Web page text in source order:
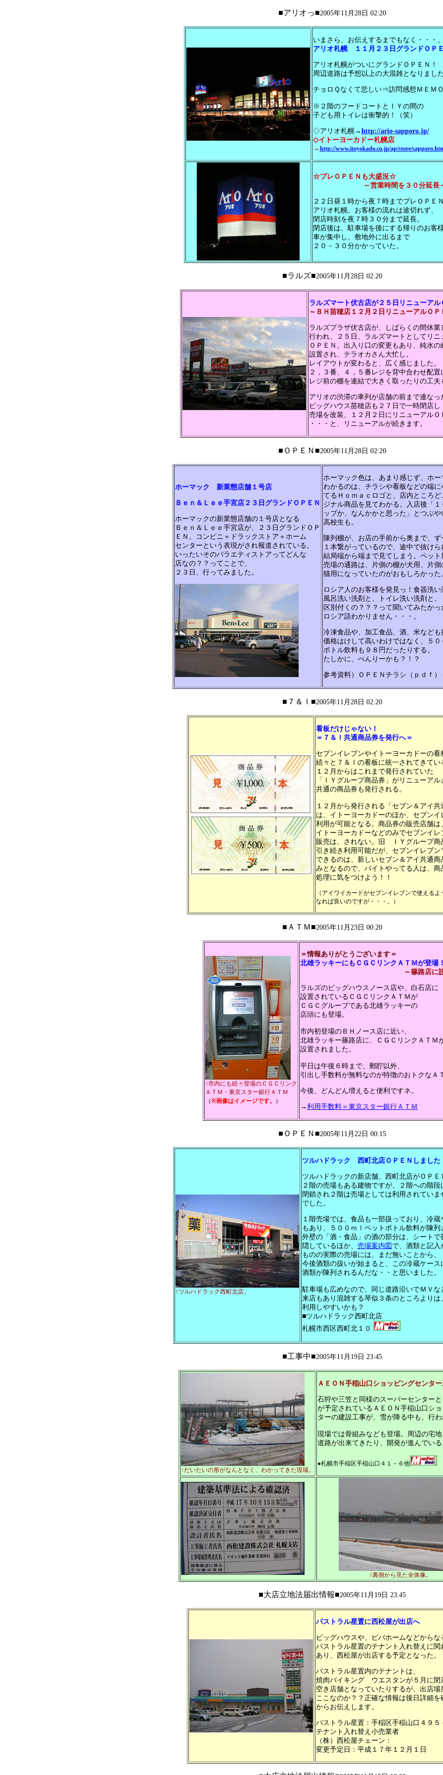
■アリオっ■2005年11月28日 02:20
いまさら、お伝えするまでもなく・・・。
アリオ札幌 １１月２３日グランドＯＰ
アリオ札幌がついにグランドＯＰＥＮ！
周辺道路は予想以上の大混雑となりました
チョロＱなくて悲しい⇒訪問感想ＭＥＭ
※２階のフードコートとＩＹの間の
子ども用トイレは衝撃的！（笑）
◇アリオ札幌→ http://ario-sapporo.jp/
◇イトーヨーカドー札幌店
→ http://www.itoyokado.co.jp/ap/store/
☆プレＯＰＥＮも大盛況☆
～営業時間を３０分延長
２２日昼１時から夜７時までプレＯＰＥＮ
アリオ札幌。お客様の流れは途切れず、
閉店時刻を夜７時３０分まで延長。
閉店後は、駐車場を後にする帰りのお客
車が集中し、敷地外に出るまで
２０－３０分かかっていた。
■ラルズ■2005年11月28日 02:20
ラルズマート伏古店が２５日リニューアル
～ＢＨ苗穂店１２月２日リニューアルＯＰ
ラルズプラザ伏古店が、しばらくの間休業
行われ、２５日、ラルズマートとしてリニ
ＯＰＥＮ。出入り口の変更もあり、純水の
設置され、テラオカさん大忙し。
レイアウトが変わると、広く感じました。
２，３番、４，５番レジを背中合わせ配置
レジ前の棚を連結で大きく取ったりの工夫
アリオの渋滞の車列が店舗の前まで連なっ
ビッグハウス苗穂店も２７日で一時閉店し
売場を改装、１２月２日にリニューアルＯ
・・・と、リニューアルが続きます。
■ＯＰＥＮ■2005年11月28日 02:20
ホーマック 新業態店舗１号店
Ｂｅｎ＆Ｌｅｅ手宮店２３日グランドＯＰＥＮ
ホーマックの新業態店舗の１号店となる
Ｂｅｎ＆Ｌｅｅ手宮店が、２３日グランドＯＰ
ＥＮ。コンビニ＋ドラックストア＋ホーム
センターという表現がされ報道されている。
いったいそのバラエティストアってどんな
店なの？？ってことで、
２３日、行ってみました。
ホーマック色は、あまり感じず、ホー
わかるのは、チラシや看板などの端に
てるＨｏｍａｃロゴと、店内ところど
ジナル商品を見てわかる。入店後「１
ップか、なんかかと思った」とつぶや
高校生も。
陳列棚が、お店の手前から奥まで、ず
１本繋がっているので、途中で抜けら
結局端から端まで見てしまう。ペット
売場の通路は、片側の棚が犬用、片側
猫用になっていたのがおもしろかった
ロシア人のお客様を発見っ！食器洗い
風呂洗い洗剤と、トイレ洗い洗剤と、
区別付くの？？？って聞いてみたかっ
ロシア語わかりません・・・。
冷凍食品や、加工食品、酒、米なども
価格はけして高いわけではなく、５０
ボトル飲料も９８円だったりする。
たしかに、べんりーかも？！？
参考資料）ＯＰＥＮチラシ（ｐｄｆ）
■７＆Ｉ■2005年11月28日 02:20
看板だけじゃない！
＝７＆Ｉ共通商品券を発行へ＝
セブンイレブンやイトーヨーカドーの看
続々と７＆Ｉの看板に統一されてきてい
１２月からはこれまで発行されていた
「ＩＹグループ商品券」がリニューアル
共通の商品券も発行される。
１２月から発行される「セブン＆アイ共
は、イトーヨーカドーのほか、セブンイ
利用が可能となる。商品券の販売店舗は
イトーヨーカドーなどのみでセブンイレ
販売は、されない。旧 ＩＹグループ商
引き続き利用可能だが、セブンイレブン
できるのは、新しいセブン＆アイ共通商
みとなるので、バイトやってる人は、商
処理に気をつけよう！！
（アイワイカードがセブンイレブンで使えるよ
なれば良いのですが・・・。）
■ＡＴＭ■2005年11月23日 00:20
↑市内にも続々登場のＣＧＣリンク
ＡＴＭ・東京スター銀行ＡＴＭ
（※画像はイメージです。 ）
＝情報ありがとうございます＝
北雄ラッキーにもＣＧＣリンクＡＴＭが登場！
～篠路店に
ラルズのビッグハウスノース店や、白石店に
設置されているＣＧＣリンクＡＴＭが
ＣＧＣグループである北雄ラッキーの
店頭にも登場。
市内初登場のＢＨノース店に近い、
北雄ラッキー篠路店に、ＣＧＣリンクＡＴＭ
設置されました。
平日は午後６時まで、郵貯以外、
引出し手数料が無料なのが特徴のおトクなＡ
今後、どんどん増えると便利ですネ。
→ 利用手数料＝東京スター銀行ＡＴＭ
■ＯＰＥＮ■2005年11月22日 00:15
↑ツルハドラック西町北店。
ツルハドラック 西町北店ＯＰＥＮしました
ツルハドラックの新店舗、西町北店がＯＰＥ
２階の売場もある建物ですが、２階への階段
閉鎖され２階は売場としては利用されていま
でした。
１階売場では、食品も一部扱っており、冷蔵
もあり、５００ｍｌペットボトル飲料が陳列
外壁の「酒・食品」の酒の部分は、シートで
隠しているほか、 売場案内図 で、酒類と記入
ものの実際の売場には、まだ無いことから、
今後酒類の扱いが始まると、この冷蔵ケース
酒類が陳列されるんだな・・と思いました。
駐車場も広めなので、同じ道路沿いでＭＶな
来店もあり混雑する琴似３条のところよりは
利用しやすいかも？
■ツルハドラック西町北店
札幌市西区西町北１０
■工事中■2005年11月19日 23:45
↑だいたいの形がなんとなく、わかってきた現場。
ＡＥＯＮ手稲山口ショッピングセンタ
石狩や三笠と同様のスーパーセンターと
が予定されているＡＥＯＮ手稲山口シ
ターの建設工事が、雪が降る中も、行わ
現場では骨組みなども登場。周辺の宅
道路が出来てきたり、開発が進んでいる
●札幌市手稲区手稲山口４１－６他
↑裏側から見た全体像。
■大店立地法届出情報■2005年11月19日 23:45
パストラル星置に西松屋が出店へ
ビッグハウスや、ビバホームなどからな
パストラル星置のテナント入れ替えに関
あり、西松屋が出店する予定となった。
パストラル星置内のテナントは、
焼肉バイキング ウエスタンが５月に閉
空き店舗となっていたりするが、出店場
ここなのか？？正確な情報は後日詳細を
からお伝えします。
パストラル星置：手稲区手稲山口４９５
テナント入れ替え小売業者
（株）西松屋チェーン：
変更予定日：平成１７年１２月１日